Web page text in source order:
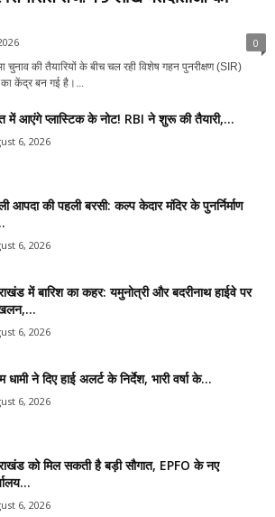
0
चुनाव की तैयारियों के बीच चल रही विशेष गहन पुनरीक्षण (SIR)
केंद्र बन गई है।...
में आएंगे प्लास्टिक के नोट! RBI ने शुरू की तैयारी,...
6, 2026
आपदा की पहली बरसी: कल्प केदार मंदिर के पुनर्निर्माण
6, 2026
में बारिश का कहर: यमुनोत्री और बदरीनाथ हाईवे पर
6, 2026
धामी ने दिए हाई अलर्ट के निर्देश, भारी वर्षा के...
6, 2026
को मिल सकती है बड़ी सौगात, EPFO के नए
6, 2026